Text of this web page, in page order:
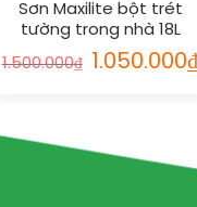
Sơn Maxilite bột trét
tường trong nhà 18L
1.500.000₫ 1.050.000₫